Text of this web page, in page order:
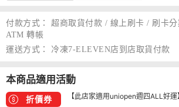
付款方式：
超商取貨付款 / 線上刷卡 / 刷卡
ATM 轉帳
運送方式：
冷凍7-ELEVEN店到店取貨付款
本商品適用活動
折價券 【此店家適用uniopen週四ALL好